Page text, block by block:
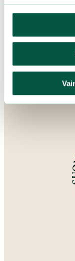
Pohjois-
Satakunta
Varsinais-